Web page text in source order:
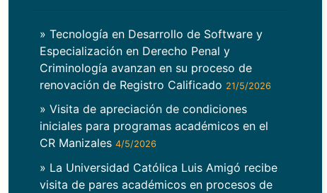
» Tecnología en Desarrollo de Software y
Especialización en Derecho Penal y
Criminología avanzan en su proceso de
renovación de Registro Calificado 21/5/2026
» Visita de apreciación de condiciones
iniciales para programas académicos en el
CR Manizales 4/5/2026
» La Universidad Católica Luis Amigó recibe
visita de pares académicos en procesos de